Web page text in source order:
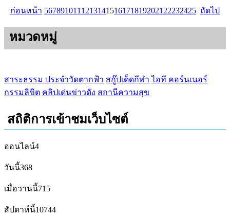
ก่อนหน้า 567891011 12131415161718192021 22232425 ถัดไป
หมวดหมู่
สาระธรรม ประจำวัดตากฟ้า สกู๊ปเด็ดกีฬา ไอที คอร์นเนอร์
กรรมลิขิต คลิปเด่นข่าวดัง สถานีความสุข
สถิติการเข้าชมเว็บไซต์
ออนไลน์4
วันนี้368
เมื่อวานนี้715
สัปดาห์นี้10744